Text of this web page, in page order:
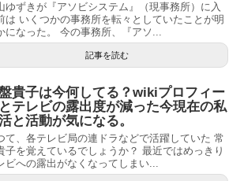
ゆずきが『アソビシステム』（現事務所）に入
は いくつかの事務所を転々としていたことが明
になった。 今の事務所、『アソ...
記事を読む
貴子は今何してる？wikiプロフィー
テレビの露出度が減った今現在の私
と活動が気になる。
て、各テレビ局の連ドラなどで活躍していた 常
子を覚えているでしょうか？ 最近ではめっきり
ビへの露出がなくなってしまい...